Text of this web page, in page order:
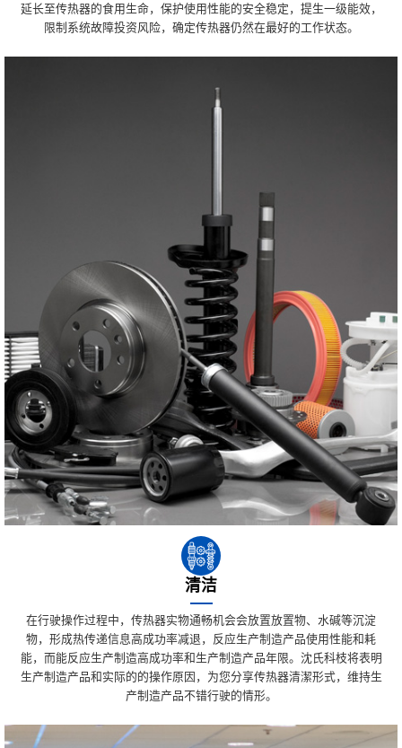
延长至传热器的食用生命，保护使用性能的安全稳定，提生一级能效，
限制系统故障投资风险，确定传热器仍然在最好的工作状态。
清洁
在行驶操作过程中，传热器实物通畅机会会放置放置物、水碱等沉淀
物，形成热传递信息高成功率减退，反应生产制造产品使用性能和耗
能，而能反应生产制造高成功率和生产制造产品年限。沈氏科枝将表明
生产制造产品和实际的的操作原因，为您分享传热器清潔形式，维持生
产制造产品不错行驶的情形。